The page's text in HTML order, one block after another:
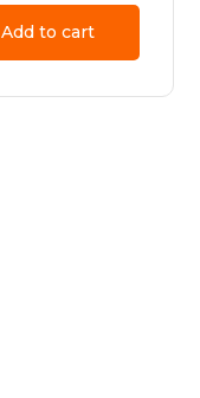
Add to cart